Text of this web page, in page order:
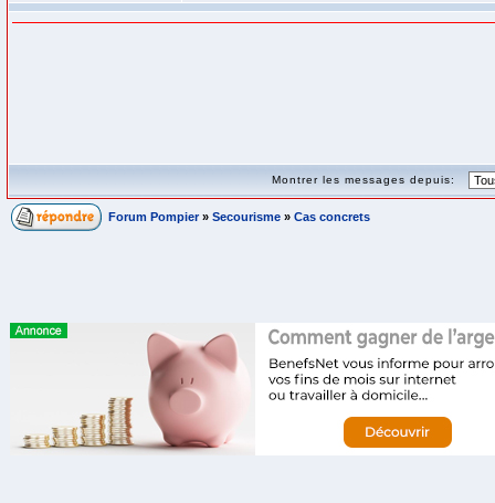
Montrer les messages depuis:
Forum Pompier » Secourisme » Cas concrets